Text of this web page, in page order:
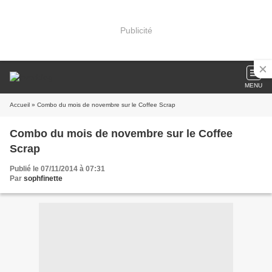
Publicité
MENU
Accueil » Combo du mois de novembre sur le Coffee Scrap
Combo du mois de novembre sur le Coffee
Scrap
Publié le 07/11/2014 à 07:31
Par sophfinette